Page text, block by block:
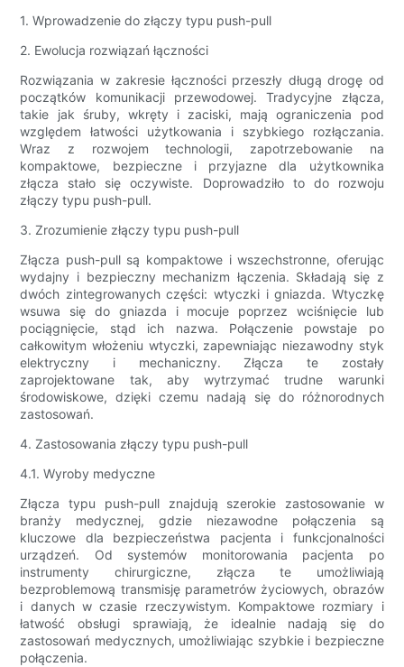
1. Wprowadzenie do złączy typu push-pull
2. Ewolucja rozwiązań łączności
Rozwiązania w zakresie łączności przeszły długą drogę od
początków komunikacji przewodowej. Tradycyjne złącza,
takie jak śruby, wkręty i zaciski, mają ograniczenia pod
względem łatwości użytkowania i szybkiego rozłączania.
Wraz z rozwojem technologii, zapotrzebowanie na
kompaktowe, bezpieczne i przyjazne dla użytkownika
złącza stało się oczywiste. Doprowadziło to do rozwoju
złączy typu push-pull.
3. Zrozumienie złączy typu push-pull
Złącza push-pull są kompaktowe i wszechstronne, oferując
wydajny i bezpieczny mechanizm łączenia. Składają się z
dwóch zintegrowanych części: wtyczki i gniazda. Wtyczkę
wsuwa się do gniazda i mocuje poprzez wciśnięcie lub
pociągnięcie, stąd ich nazwa. Połączenie powstaje po
całkowitym włożeniu wtyczki, zapewniając niezawodny styk
elektryczny i mechaniczny. Złącza te zostały
zaprojektowane tak, aby wytrzymać trudne warunki
środowiskowe, dzięki czemu nadają się do różnorodnych
zastosowań.
4. Zastosowania złączy typu push-pull
4.1. Wyroby medyczne
Złącza typu push-pull znajdują szerokie zastosowanie w
branży medycznej, gdzie niezawodne połączenia są
kluczowe dla bezpieczeństwa pacjenta i funkcjonalności
urządzeń. Od systemów monitorowania pacjenta po
instrumenty chirurgiczne, złącza te umożliwiają
bezproblemową transmisję parametrów życiowych, obrazów
i danych w czasie rzeczywistym. Kompaktowe rozmiary i
łatwość obsługi sprawiają, że idealnie nadają się do
zastosowań medycznych, umożliwiając szybkie i bezpieczne
połączenia.